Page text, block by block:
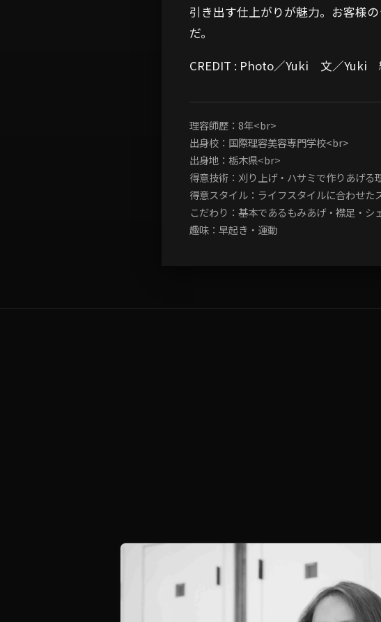
引き出す仕上がりが魅力。お客様
だ。
CREDIT : Photo／Yuki 文／Yuki
理容師歴：8年<br>
出身校：国際理容美容専門学校<br>
出身地：栃木県<br>
得意技術：刈り上げ・ハサミで作りあげる
得意スタイル：ライフスタイルに合わせた
こだわり：基本であるもみあげ・襟足・
趣味：早起き・運動